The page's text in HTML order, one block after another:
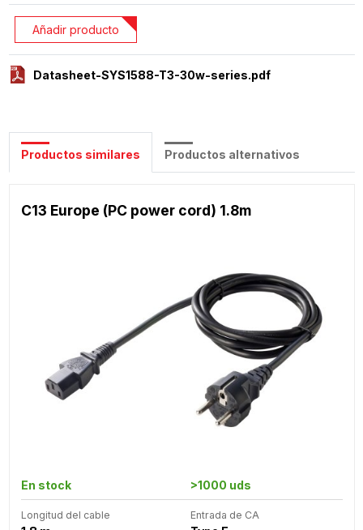
Datasheet-SYS1588-T3-30w-series.pdf
Añadir producto
Productos similares Productos alternativos
C13 Europe (PC power cord) 1.8m
En stock >1000 uds
Longitud del cable Entrada de CA